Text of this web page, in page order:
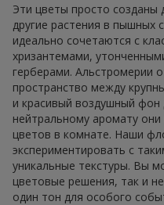
Эти цветы просто созданы
другие растения в пышных
идеально сочетаются с
хризантемами,
герберами. Альстромерии
пространство между
и красивый воздушный фон
нейтральному аромату
цветов в комнате. Наши
экспериментировать с
уникальные текстуры. Вы
цветовые решения, так и
один тон для особого